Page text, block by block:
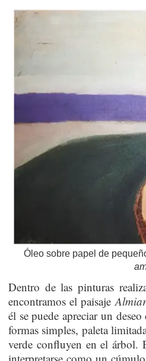
Óleo sobre papel de
Dentro de las pinturas
encontramos el paisaje
él se puede apreciar un
formas simples, paleta
verde confluyen en el árbol.